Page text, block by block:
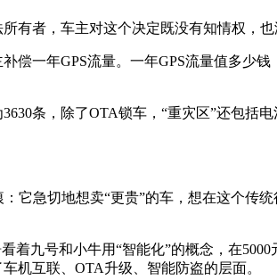
有者，车主对这个决定既没有知情权，也
一年GPS流量。一年GPS流量值多少
条，除了OTA锁车，“重灾区”还包
它急切地想卖“更贵”的车，想在这个传
着九号和小牛用“智能化”的概念，在
机互联、OTA升级、智能防盗的层面。